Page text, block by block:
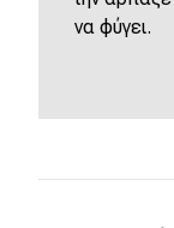
να φύγει.